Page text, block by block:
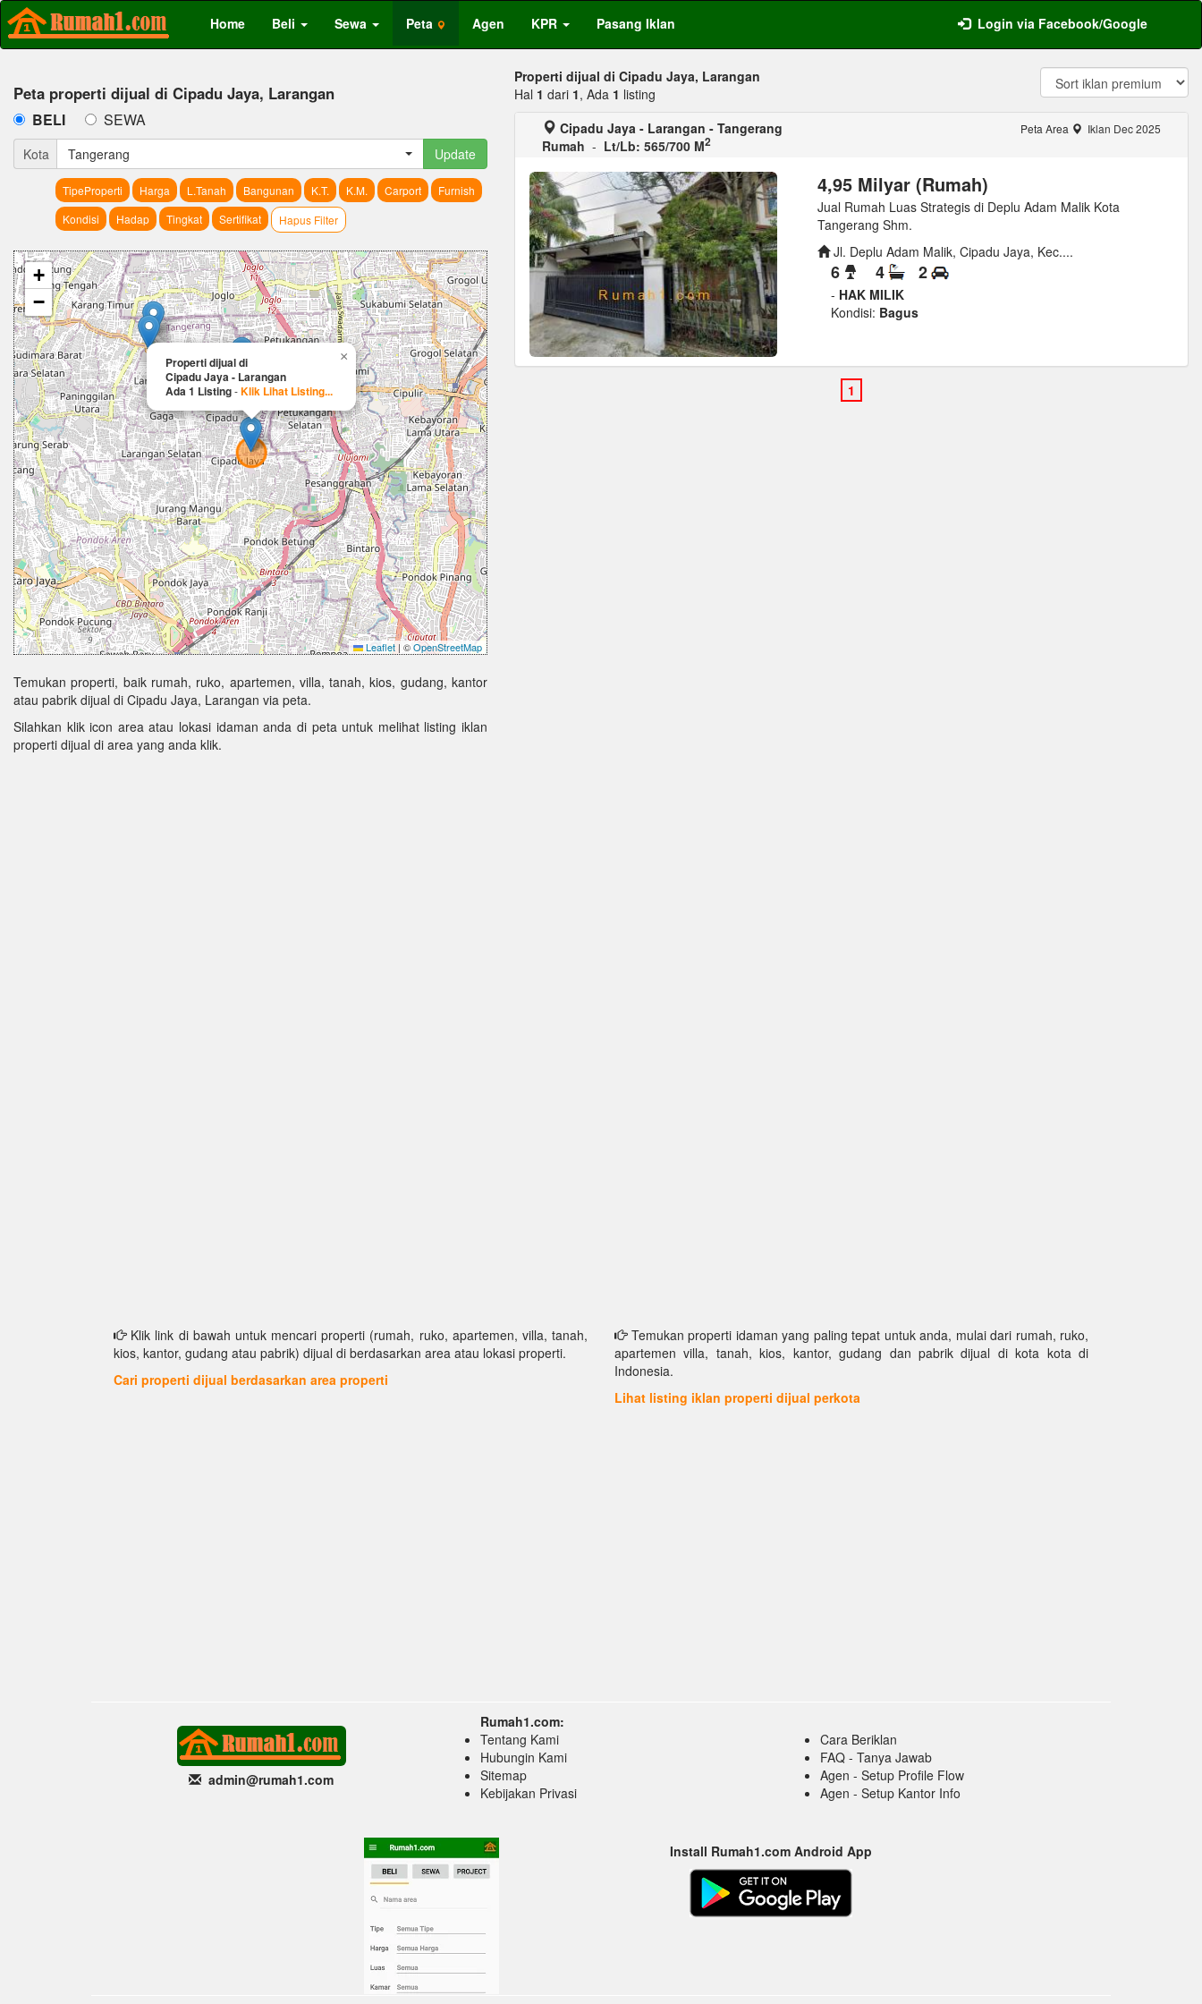
Home Beli Sewa Peta Agen KPR Pasang Iklan Login via Facebook/Google
Peta properti dijual di Cipadu Jaya, Larangan
BELI SEWA
Kota Tangerang Update
TipeProperti Harga L.Tanah Bangunan K.T. K.M. Carport
Furnish
Kondisi
Hadap Tingkat Sertifikat Hapus Filter
Properti dijual di
Cipadu Jaya - Larangan
Ada 1 Listing-Klik Lihat Listing...
×
+
−
Leaflet | ©OpenStreetMap
Temukan properti, baik rumah, ruko, apartemen, villa, tanah, kios, gudang, kantor
atau pabrik dijual di Cipadu Jaya, Larangan via peta.
Silahkan klik icon area atau lokasi idaman anda di peta untuk melihat listing iklan
properti dijual di area yang anda klik.
Properti dijual di Cipadu Jaya, Larangan
Hal 1 dari 1, Ada 1 listing
Cipadu Jaya - Larangan - Tangerang
Rumah - Lt/Lb: 565/700 M2
Peta Area Iklan Dec 2025
4,95 Milyar (Rumah)
Jual Rumah Luas Strategis di Deplu Adam Malik Kota
Tangerang Shm.
Jl. Deplu Adam Malik, Cipadu Jaya, Kec....
6 4 2
- HAK MILIK
Kondisi: Bagus
Klik link di bawah untuk mencari properti (rumah, ruko, apartemen, villa, tanah,
kios, kantor, gudang atau pabrik) dijual di berdasarkan area atau lokasi properti.
Cari properti dijual berdasarkan area properti
Temukan properti idaman yang paling tepat untuk anda, mulai dari rumah, ruko,
apartemen villa, tanah, kios, kantor, gudang dan pabrik dijual di kota kota di
Indonesia.
Lihat listing iklan properti dijual perkota
admin@rumah1.com
Rumah1.com:
Tentang Kami
Hubungin Kami
Sitemap
Kebijakan Privasi
Cara Beriklan
FAQ - Tanya Jawab
Agen - Setup Profile Flow
Agen - Setup Kantor Info
Install Rumah1.com Android App